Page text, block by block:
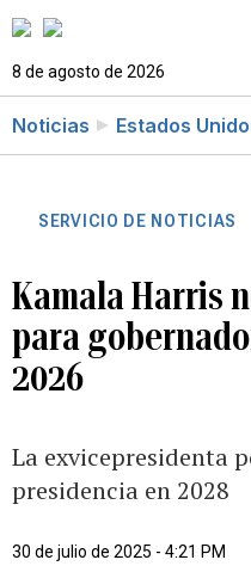
8 de agosto de 2026
Noticias Estados
SERVICIO DE NOTICIAS
Kamala Harris
para
2026
La exvicepresidenta
presidencia en 2028
30 de julio de 2025 - 4:21 PM